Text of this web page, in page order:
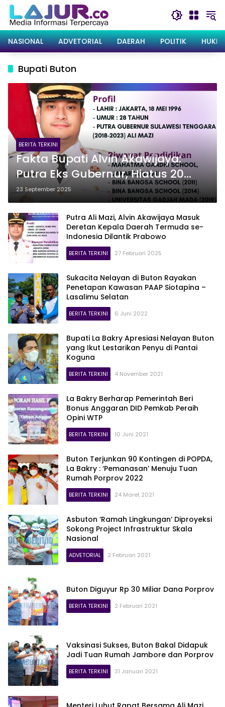
Langsung
konten
NASIONAL
ADVETORIAL DAERAH POLITIK
Bupati Buton
BERITA TERKINI
Fakta Bupati Alvin Akawijaya:
Putra Eks Gubernur, Hiatus 20
Hari, Pilih Dinas di Jakarta
Ketimbang Buton
23 September 2025
Putra Ali Mazi, Alvin Akawijaya Masuk
Deretan Kepala Daerah Termuda se-
Indonesia Dilantik Prabowo
BERITA TERKINI 27 Februari 2025
Sukacita Nelayan di Buton Rayakan
Penetapan Kawasan PAAP Siotapina –
Lasalimu Selatan
BERITA TERKINI 6 Juni 2022
Bupati La Bakry Apresiasi Nelayan Buton
yang Ikut Lestarikan Penyu di Pantai
Koguna
BERITA TERKINI 4 November 2021
La Bakry Berharap Pemerintah Beri
Bonus Anggaran DID Pemkab Peraih
Opini WTP
BERITA TERKINI 10 Juni 2021
Buton Terjunkan 90 Kontingen di POPDA,
La Bakry : ‘Pemanasan’ Menuju Tuan
Rumah Porprov 2022
BERITA TERKINI 24 Maret 2021
Asbuton ‘Ramah Lingkungan’ Diproyeksi
Sokong Project Infrastruktur Skala
Nasional
ADVETORIAL 2 Februari 2021
Buton Diguyur Rp 30 Miliar Dana Porprov
BERITA TERKINI 2 Februari 2021
Vaksinasi Sukses, Buton Bakal Didapuk
Jadi Tuan Rumah Jambore dan Porprov
BERITA TERKINI 31 Januari 2021